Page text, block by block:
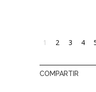
Paginación
Página
1 Page
2 Page
3 4
COMPARTIR